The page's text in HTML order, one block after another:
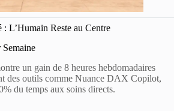
L’Humain Reste au Centre
Semaine
un gain de 8 heures hebdomadaires
des outils comme Nuance DAX Copilot,
du temps aux soins directs.